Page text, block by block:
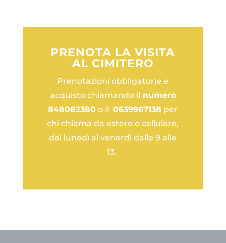
PRENOTA LA VISITA
AL CIMITERO
Prenotazioni obbligatorie e
acquisto chiamando il numero
848082380 o il0639967138 per
chi chiama da estero o cellulare,
dal lunedì al venerdì dalle 9 alle
13.